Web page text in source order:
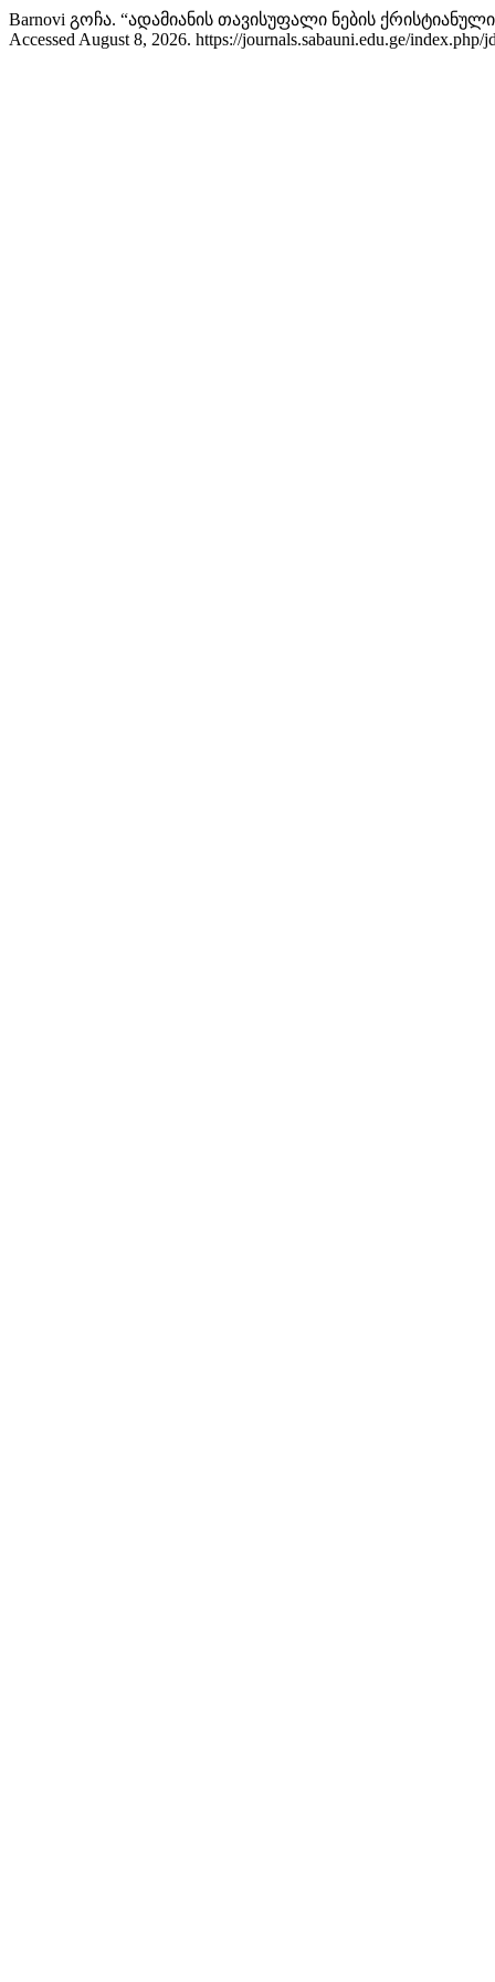
Barnovi გოჩა. “ადამიანის თავისუფალი ნების
Accessed August 8, 2026. https://journals.sabauni.edu.ge/index.php/